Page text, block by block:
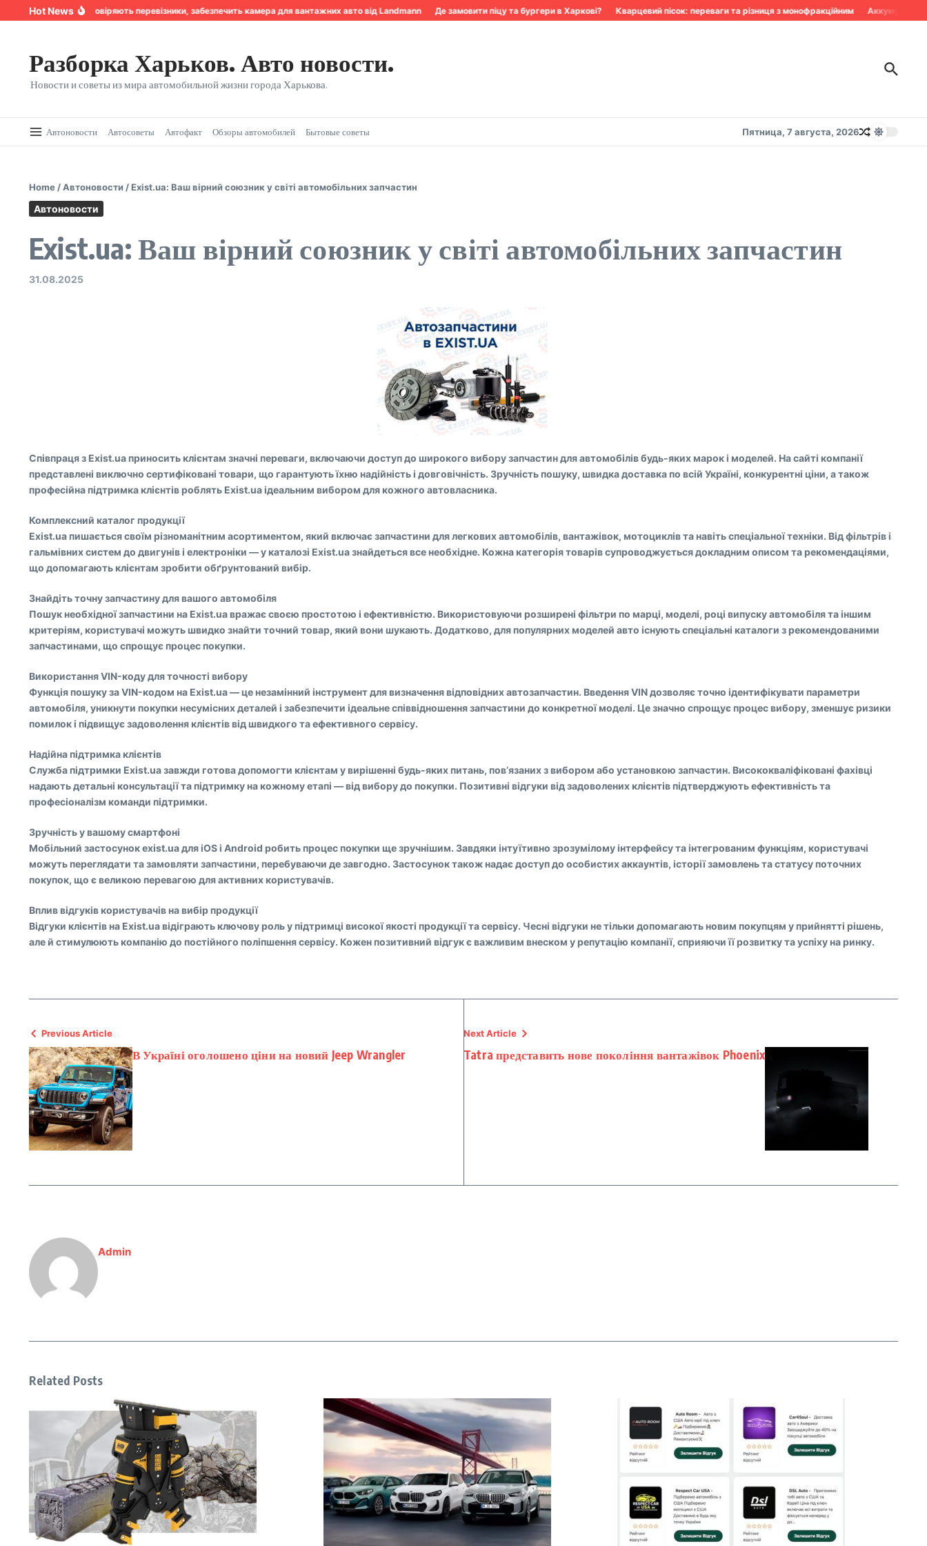
Перейти к содержанию
Hot News
Надійність, якій довіряють перевізники, забезпечить камера для вантажних авто від Landmann Де замовити піцу та бургери в Харкові? Кварцевий пісок: переваги та різниця з монофракційним Аккумулятор
Разборка Харьков. Авто новости.
Новости и советы из мира автомобильной жизни города Харькова.
Автоновости Автосоветы Автофакт Обзоры автомобилей Бытовые советы Пятница, 7 августа, 2026
Home /Автоновости /Exist.ua: Ваш вірний союзник у світі автомобільних запчастин
Автоновости
Exist.ua: Ваш вірний союзник у світі автомобільних запчастин
31.08.2025
Співпраця з Exist.ua приносить клієнтам значні переваги, включаючи доступ до широкого вибору запчастин для автомобілів будь-яких марок і моделей. На сайті компанії
представлені виключно сертифіковані товари, що гарантують їхню надійність і довговічність. Зручність пошуку, швидка доставка по всій Україні, конкурентні ціни, а також
професійна підтримка клієнтів роблять Exist.ua ідеальним вибором для кожного автовласника.
Комплексний каталог продукції
Exist.ua пишається своїм різноманітним асортиментом, який включає запчастини для легкових автомобілів, вантажівок, мотоциклів та навіть спеціальної техніки. Від фільтрів і
гальмівних систем до двигунів і електроніки — у каталозі Exist.ua знайдеться все необхідне. Кожна категорія товарів супроводжується докладним описом та рекомендаціями,
що допомагають клієнтам зробити обґрунтований вибір.
Знайдіть точну запчастину для вашого автомобіля
Пошук необхідної запчастини на Exist.ua вражає своєю простотою і ефективністю. Використовуючи розширені фільтри по марці, моделі, році випуску автомобіля та іншим
критеріям, користувачі можуть швидко знайти точний товар, який вони шукають. Додатково, для популярних моделей авто існують спеціальні каталоги з рекомендованими
запчастинами, що спрощує процес покупки.
Використання VIN-коду для точності вибору
Функція пошуку за VIN-кодом на Exist.ua — це незамінний інструмент для визначення відповідних автозапчастин. Введення VIN дозволяє точно ідентифікувати параметри
автомобіля, уникнути покупки несумісних деталей і забезпечити ідеальне співвідношення запчастини до конкретної моделі. Це значно спрощує процес вибору, зменшує ризики
помилок і підвищує задоволення клієнтів від швидкого та ефективного сервісу.
Надійна підтримка клієнтів
Служба підтримки Exist.ua завжди готова допомогти клієнтам у вирішенні будь-яких питань, пов’язаних з вибором або установкою запчастин. Висококваліфіковані фахівці
надають детальні консультації та підтримку на кожному етапі — від вибору до покупки. Позитивні відгуки від задоволених клієнтів підтверджують ефективність та
професіоналізм команди підтримки.
Зручність у вашому смартфоні
Мобільний застосунок exist.ua для iOS і Android робить процес покупки ще зручнішим. Завдяки інтуїтивно зрозумілому інтерфейсу та інтегрованим функціям, користувачі
можуть переглядати та замовляти запчастини, перебуваючи де завгодно. Застосунок також надає доступ до особистих аккаунтів, історії замовлень та статусу поточних
покупок, що є великою перевагою для активних користувачів.
Вплив відгуків користувачів на вибір продукції
Відгуки клієнтів на Exist.ua відіграють ключову роль у підтримці високої якості продукції та сервісу. Чесні відгуки не тільки допомагають новим покупцям у прийнятті рішень,
але й стимулюють компанію до постійного поліпшення сервісу. Кожен позитивний відгук є важливим внеском у репутацію компанії, сприяючи її розвитку та успіху на ринку.
Previous Article
В Україні оголошено ціни на новий Jeep Wrangler
Next Article
Tatra представить нове покоління вантажівок Phoenix
Admin
Related Posts